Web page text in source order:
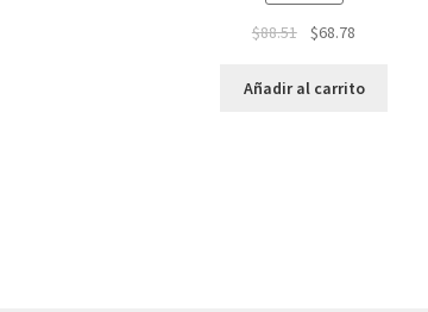
$88.51 $68.78
Añadir al carrito